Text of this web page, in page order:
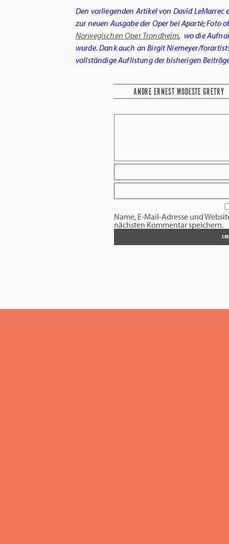
Den vorliegenden Artikel von David
zur neuen Ausgabe der Oper bei Aparté; Foto
Norwegischen Oper Trondheim, wo die
wurde. Dank auch an Birgit Niemeyer/
vollständige Auflistung der bisherigen
ANDRE ERNEST MODESTE GRETRY
Name, E-Mail-Adresse und
nächsten Kommentar speichern.